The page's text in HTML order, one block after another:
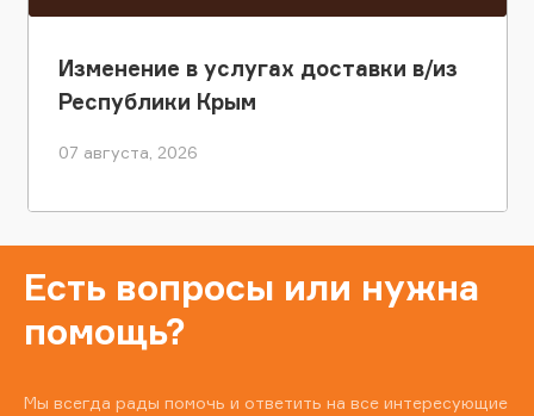
Изменение в услугах доставки в/из
Республики Крым
07 августа, 2026
Есть вопросы или нужна
помощь?
Мы всегда рады помочь и ответить на все интересующие